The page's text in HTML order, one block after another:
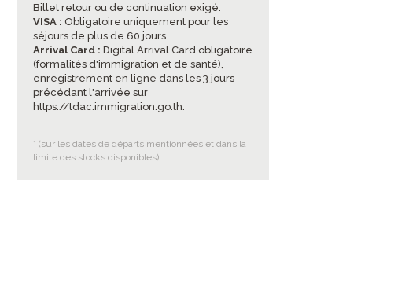
Billet retour ou de continuation exigé.
VISA : Obligatoire uniquement pour les
séjours de plus de 60 jours.
Arrival Card :Digital Arrival Card obligatoire
(formalités d'immigration et de santé),
enregistrement en ligne dans les 3 jours
précédant l'arrivée sur
https://tdac.immigration.go.th.
* (sur les dates de départs mentionnées et dans la
limite des stocks disponibles).